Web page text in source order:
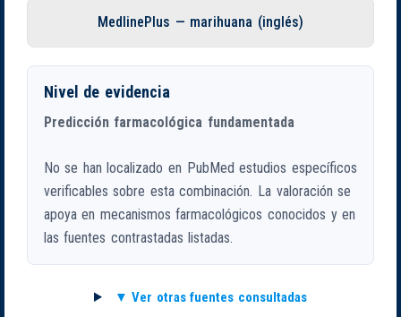
MedlinePlus — marihuana (inglés)
Nivel de evidencia
Predicción farmacológica fundamentada
No se han localizado en PubMed estudios específicos
verificables sobre esta combinación. La valoración se
apoya en mecanismos farmacológicos conocidos y en
las fuentes contrastadas listadas.
Ver otras fuentes consultadas